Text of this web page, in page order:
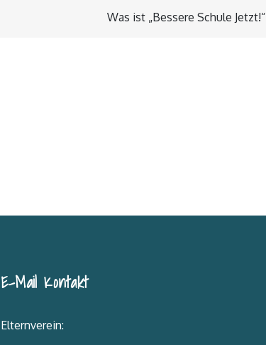
Was ist „Bessere Schule Jetzt!“
E-Mail Kontakt
Elternverein: